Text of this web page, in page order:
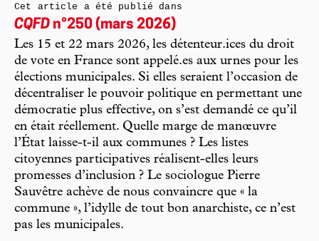
Cet article a été publié dans
CQFD n°250 (mars 2026)
Les 15 et 22 mars 2026, les détenteur.ices du droit
de vote en France sont appelé.es aux urnes pour les
élections municipales. Si elles seraient l’occasion de
décentraliser le pouvoir politique en permettant une
démocratie plus effective, on s’est demandé ce qu’il
en était réellement. Quelle marge de manœuvre
l’État laisse-t-il aux communes ? Les listes
citoyennes participatives réalisent-elles leurs
promesses d’inclusion ? Le sociologue Pierre
Sauvêtre achève de nous convaincre que « la
commune », l’idylle de tout bon anarchiste, ce n’est
pas les municipales.